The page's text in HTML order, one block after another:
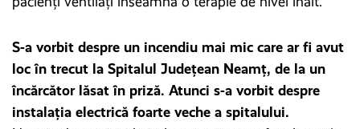
S-a vorbit despre un incendiu mai mic care ar fi avut
loc în trecut la Spitalul Județean Neamț, de la un
încărcător lăsat în priză. Atunci s-a vorbit despre
instalația electrică foarte veche a spitalului.